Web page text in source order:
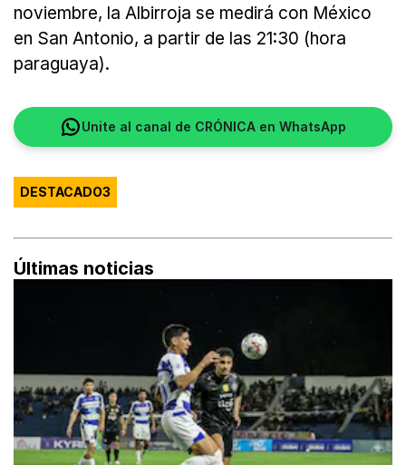
noviembre, la Albirroja se medirá con México
en San Antonio, a partir de las 21:30 (hora
paraguaya).
Unite al canal de CRÓNICA en WhatsApp
DESTACADO3
Últimas noticias